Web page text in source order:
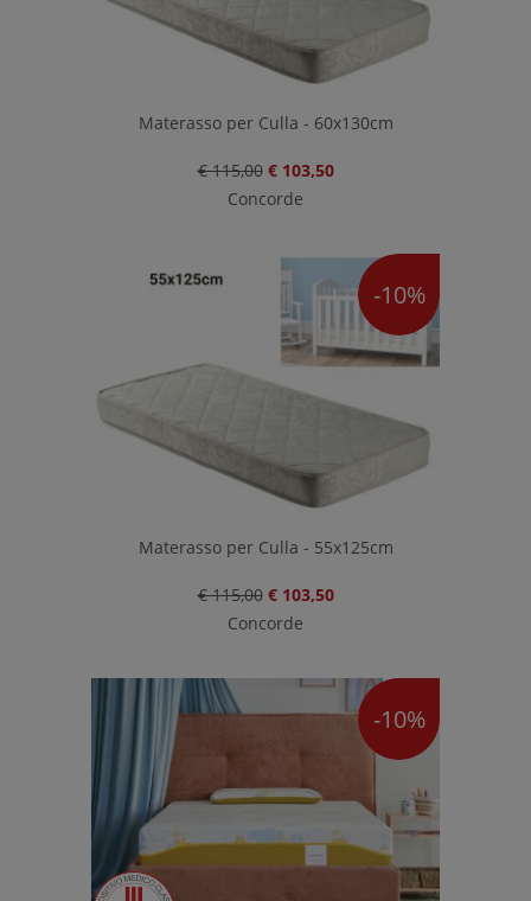
Materasso per Culla - 60x130cm
€ 115,00 € 103,50
Concorde
-10%
Materasso per Culla - 55x125cm
€ 115,00 € 103,50
Concorde
-10%